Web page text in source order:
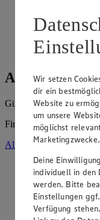
Super
Prospekt Super
Angebote der
Gültig vom03.08.2026
Firma: Daniel Peter
Alle Angebote ansehen
Angebot:
XXL
Gültig ab
1.11
-60%
Wir setzen
dir ein
Website zu
um unsere
möglichst
Marketingzwecke.
Deine
individuell in den
werden. Bitte
Einstellungen
Verfügung